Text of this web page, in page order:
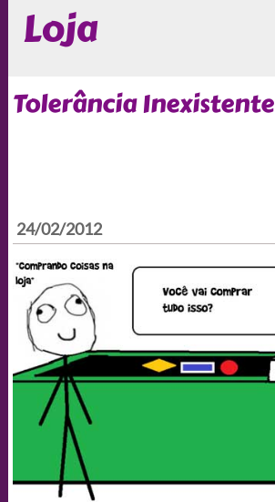
Loja
Tolerância Inexistente
24/02/2012